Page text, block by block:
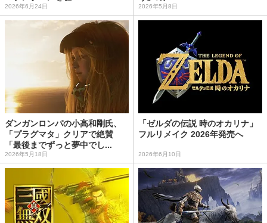
2026年6月24日 2026年5月8日
ダンガンロンパの小高和剛氏、
「プラグマタ」クリアで絶賛
「最後までずっと夢中でし...
2026年5月18日
「ゼルダの伝説 時のオカリナ」
フルリメイク 2026年発売へ
2026年6月10日